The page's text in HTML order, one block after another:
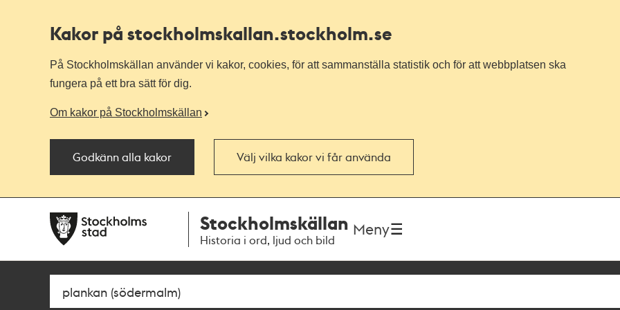
Kakor på stockholmskallan.stockholm.se
På Stockholmskällan använder vi kakor, cookies, för att sammanställa statistik och för att webbplatsen ska
fungera på ett bra sätt för dig.
Om kakor på Stockholmskällan
Godkänn alla kakor Välj vilka kakor vi får använda
navigationen
huvudinnehållet
Stockholmskällan
Historia i ord, ljud och bild
Meny
Sök